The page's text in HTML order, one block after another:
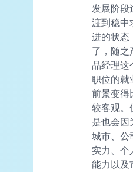
发展阶段
渡到稳中
进的状态
了，随之
品经理这
职位的就
前景变得
较客观。
是也会因
城市、公
实力、个
能力以及